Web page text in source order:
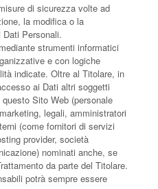
di sicurezza volte ad
la modifica o la
Personali.
strumenti informatici
e con logiche
indicate. Oltre al Titolare, in
ai Dati altri soggetti
Sito Web (personale
legali, amministratori
(come fornitori di servizi
provider, società
nominati anche, se
da parte del Titolare.
potrà sempre essere